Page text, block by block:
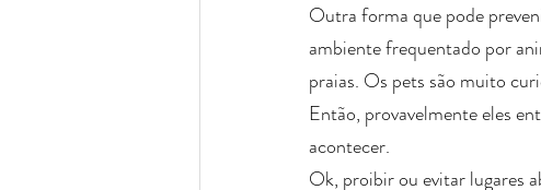
Outra forma que pode
ambiente frequentado por
praias. Os pets são muito
Então, provavelmente eles
acontecer.
Ok, proibir ou evitar lugares